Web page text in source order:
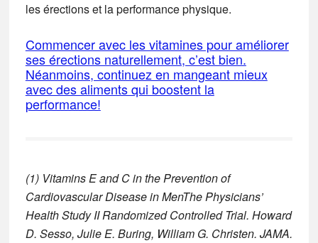
les érections et la performance physique.
Commencer avec les vitamines pour améliorer
ses érections naturellement, c’est bien.
Néanmoins, continuez en mangeant mieux
avec des aliments qui boostent la
performance!
(1) Vitamins E and C in the Prevention of
Cardiovascular Disease in MenThe Physicians’
Health Study II Randomized Controlled Trial. Howard
D. Sesso, Julie E. Buring, William G. Christen. JAMA.